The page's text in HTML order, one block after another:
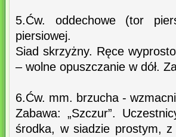
5.Ćw. oddechowe (tor
piersiowej.
Siad skrzyżny. Ręce
– wolne opuszczanie w dół.
6.Ćw. mm. brzucha -
Zabawa: „Szczur”.
środka, w siadzie prostym,